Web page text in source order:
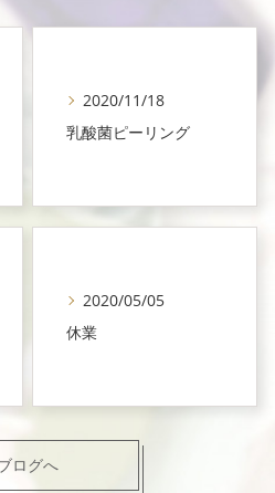
2020/11/18
乳酸菌ピーリング
2020/05/05
休業
ログへ